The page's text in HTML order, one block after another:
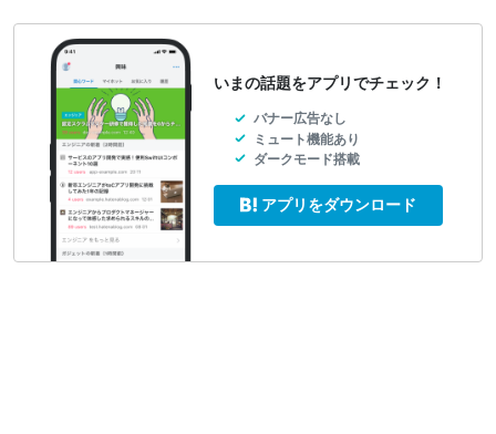
いまの話題をアプリでチェック！
バナー広告なし
ミュート機能あり
ダークモード搭載
アプリをダウンロード